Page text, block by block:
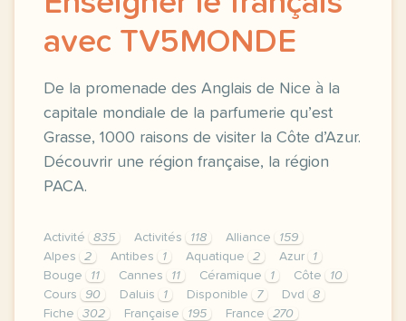
avec TV5MONDE
De la promenade des Anglais de Nice à la
capitale mondiale de la parfumerie qu’est
Grasse, 1000 raisons de visiter la Côte d’Azur.
Découvrir une région française, la région
PACA.
Activité 835 Activités 118 Alliance
159
Alpes
2 Antibes 1 Aquatique 2 Azur
1
Bouge
11 Cannes 11 Céramique 1 Côte
10
Cours
90 Daluis 1 Disponible 7 Dvd
8
Fiche
302 Française 195 France
270